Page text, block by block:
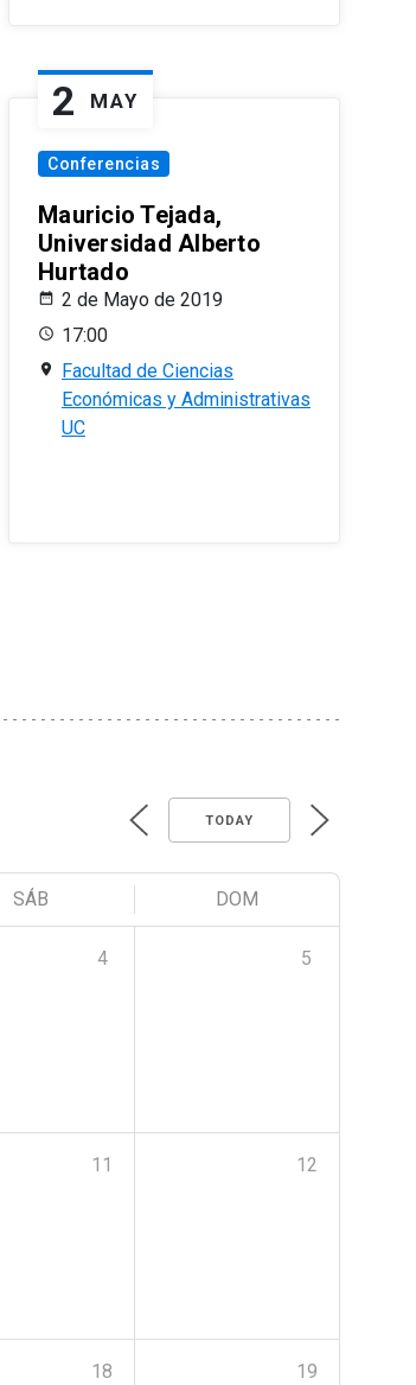
2 MAY
Conferencias
Mauricio Tejada,
Universidad Alberto
Hurtado
2 de Mayo de 2019
17:00
Facultad de Ciencias
Económicas y Administrativas
UC
TODAY
SÁB DOM
4 5
11 12
18 19